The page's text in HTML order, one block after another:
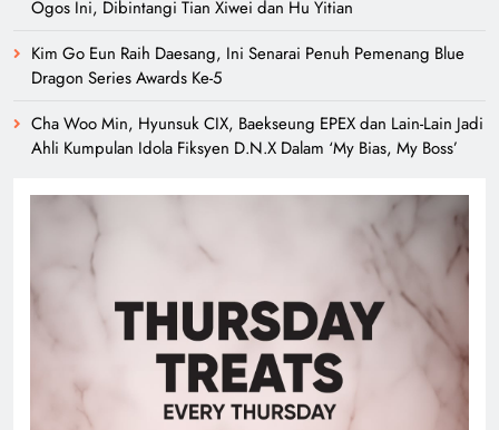
Ogos Ini, Dibintangi Tian Xiwei dan Hu Yitian
Kim Go Eun Raih Daesang, Ini Senarai Penuh Pemenang Blue
Dragon Series Awards Ke-5
Cha Woo Min, Hyunsuk CIX, Baekseung EPEX dan Lain-Lain Jadi
Ahli Kumpulan Idola Fiksyen D.N.X Dalam ‘My Bias, My Boss’